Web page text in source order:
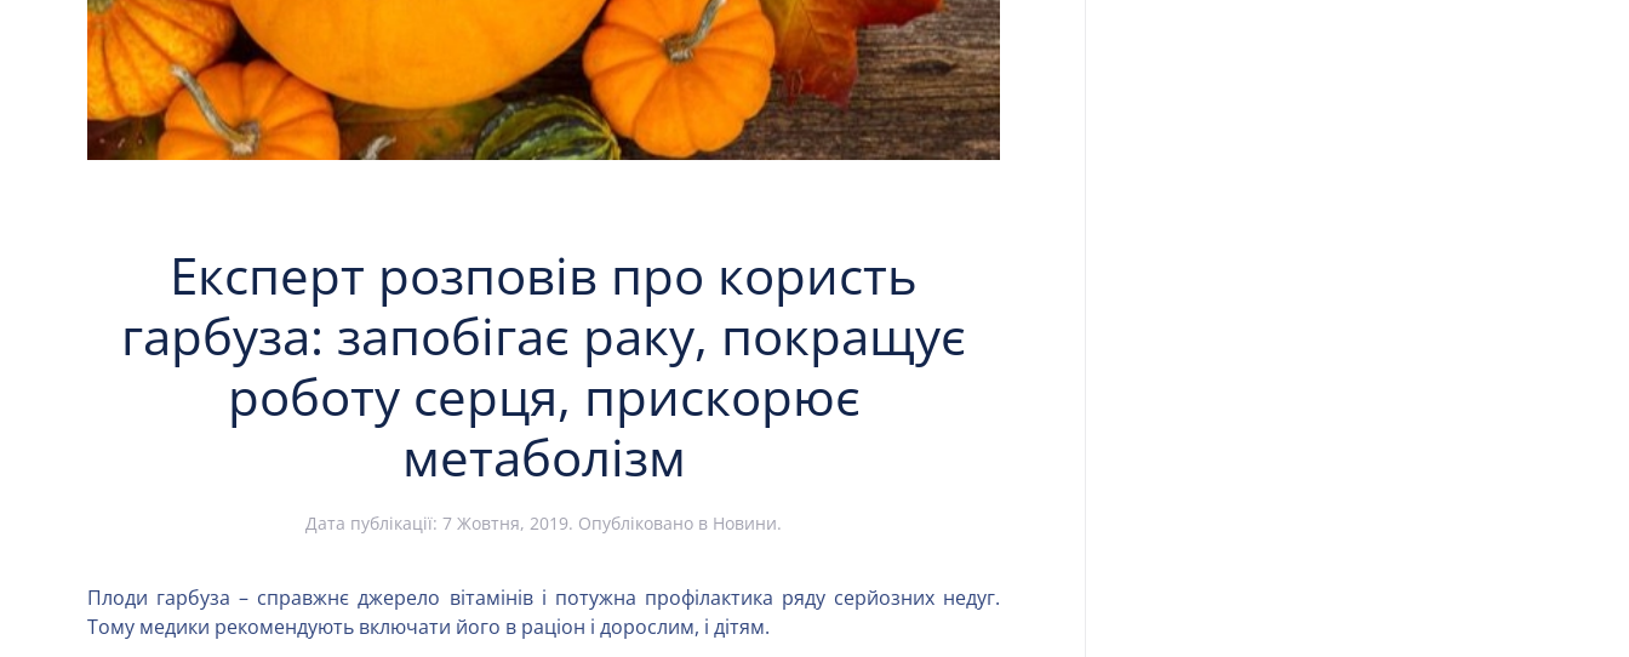
Експерт розповів про користь
гарбуза: запобігає раку, покращує
роботу серця, прискорює
метаболізм
Дата публікації:7 Жовтня, 2019. Опубліковано в Новини.
Плоди гарбуза – справжнє джерело вітамінів і потужна профілактика ряду серйозних недуг.
Тому медики рекомендують включати його в раціон і дорослим, і дітям.